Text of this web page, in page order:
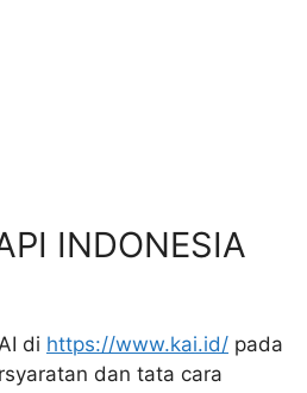
INDONESIA
di https://www.kai.id/ pada
dan tata cara